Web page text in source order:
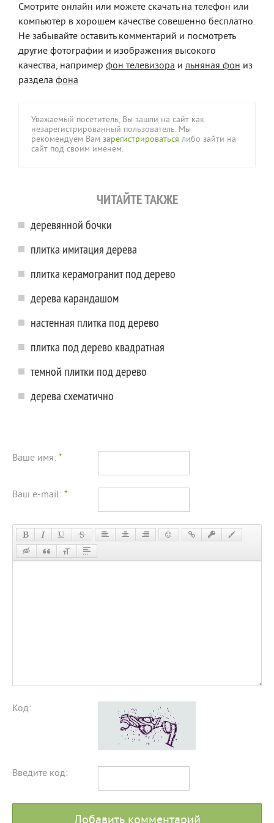
Смотрите онлайн или можете скачать на телефон или
компьютер в хорошем качестве совешенно бесплатно.
Не забывайте оставить комментарий и посмотреть
другие фотографии и изображения высокого
качества, например фон телевизора и льняная фон из
раздела фона
Уважаемый посетитель, Вы зашли на сайт как
незарегистрированный пользователь. Мы
рекомендуем Вам зарегистрироваться либо зайти на
сайт под своим именем.
ЧИТАЙТЕ ТАКЖЕ
деревянной бочки
плитка имитация дерева
плитка керамогранит под дерево
дерева карандашом
настенная плитка под дерево
плитка под дерево квадратная
темной плитки под дерево
дерева схематично
Ваше имя: *
Ваш e-mail: *
Код:
Введите код: